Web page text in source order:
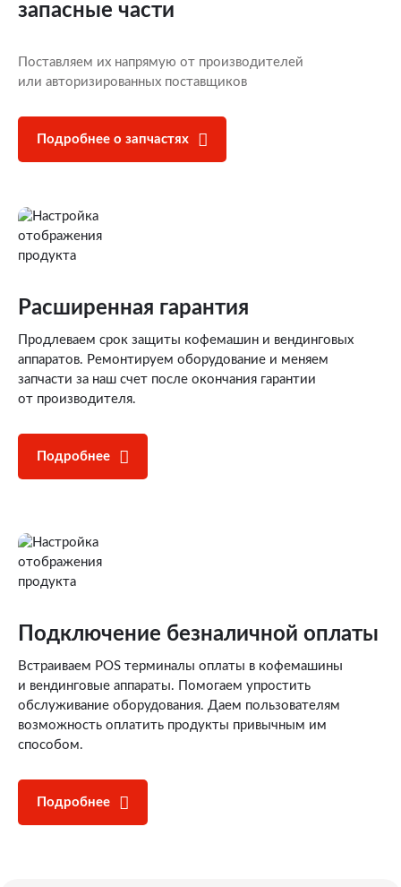
запасные части
Поставляем их напрямую от производителей
или авторизированных поставщиков
Подробнее о запчастях
Расширенная гарантия
Продлеваем срок защиты кофемашин и вендинговых
аппаратов. Ремонтируем оборудование и меняем
запчасти за наш счет после окончания гарантии
от производителя.
Подробнее
Подключение безналичной оплаты
Встраиваем POS терминалы оплаты в кофемашины
и вендинговые аппараты. Помогаем упростить
обслуживание оборудования. Даем пользователям
возможность оплатить продукты привычным им
способом.
Подробнее